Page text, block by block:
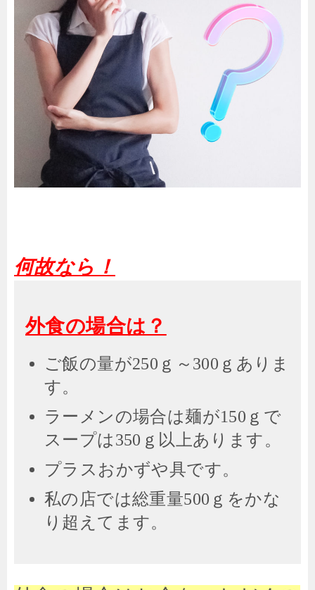
何故なら！
外食の場合は？
ご飯の量が250 ｇ～ 300 ｇありま
す。
ラーメンの場合は麺が150 ｇで
スープは350 ｇ以上あります。
プラスおかずや具です。
私の店では総重量500 ｇをかな
り超えてます。